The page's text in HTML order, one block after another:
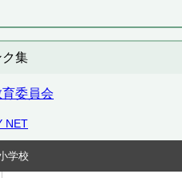
ク集
委員会
NET
学校